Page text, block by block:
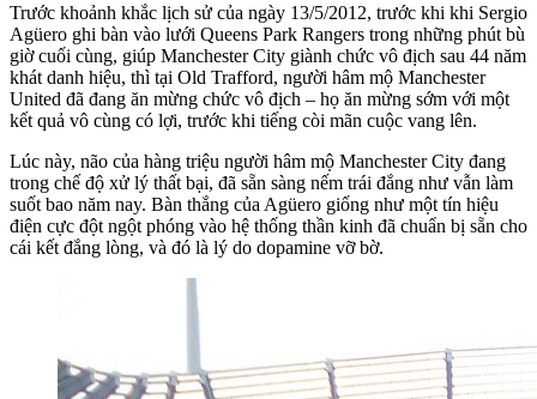
Trước khoảnh khắc lịch sử của ngày 13/5/2012, trước khi khi Sergio
Agüero ghi bàn vào lưới Queens Park Rangers trong những phút bù
giờ cuối cùng, giúp Manchester City giành chức vô địch sau 44 năm
khát danh hiệu, thì tại Old Trafford, người hâm mộ Manchester
United đã đang ăn mừng chức vô địch – họ ăn mừng sớm với một
kết quả vô cùng có lợi, trước khi tiếng còi mãn cuộc vang lên.
Lúc này, não của hàng triệu người hâm mộ Manchester City đang
trong chế độ xử lý thất bại, đã sẵn sàng nếm trái đắng như vẫn làm
suốt bao năm nay. Bàn thắng của Agüero giống như một tín hiệu
điện cực đột ngột phóng vào hệ thống thần kinh đã chuẩn bị sẵn cho
cái kết đắng lòng, và đó là lý do dopamine vỡ bờ.